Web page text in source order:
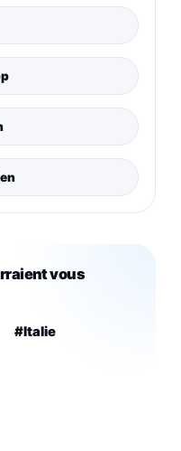
vous
#Italie